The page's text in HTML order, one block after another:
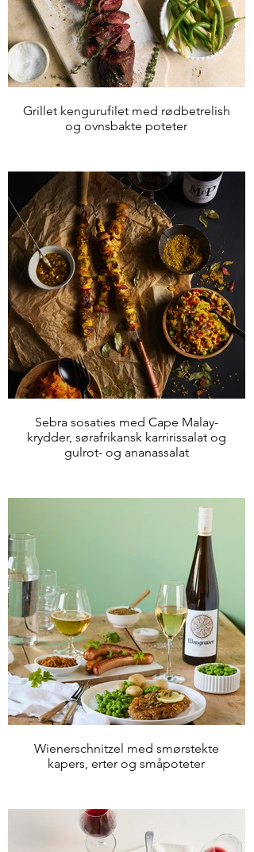
Grillet kengurufilet med rødbetrelish
og ovnsbakte poteter
Sebra sosaties med Cape Malay-
krydder, sørafrikansk karririssalat og
gulrot- og ananassalat
Wienerschnitzel med smørstekte
kapers, erter og småpoteter